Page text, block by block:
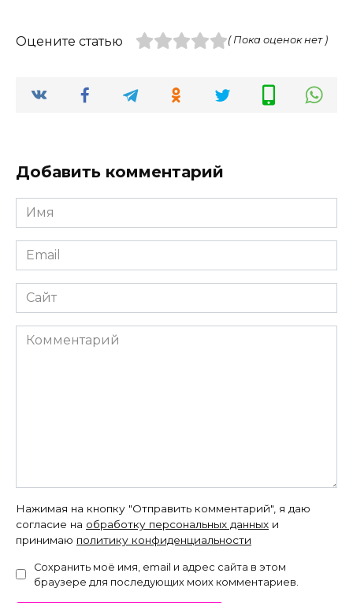
Оцените статью ( Пока оценок нет )
Добавить комментарий
Имя
*
Email
*
Сайт
Комментарий
Нажимая на кнопку "Отправить комментарий", я даю
согласие на обработку персональных данных и
принимаю политику конфиденциальности
Сохранить моё имя, email и адрес сайта в этом
браузере для последующих моих комментариев.